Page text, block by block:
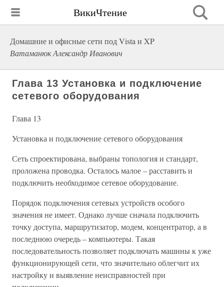
ВикиЧтение
Домашние и офисные сети под Vista и XP
Ватаманюк Александр Иванович
Глава 13 Установка и подключение
сетевого оборудования
Глава 13
Установка и подключение сетевого оборудования
Сеть спроектирована, выбраны топология и стандарт,
проложена проводка. Осталось малое – расставить и
подключить необходимое сетевое оборудование.
Порядок подключения сетевых устройств особого
значения не имеет. Однако лучше сначала подключить
точку доступа, маршрутизатор, модем, концентратор, а в
последнюю очередь – компьютеры. Такая
последовательность позволяет подключать машины к уже
функционирующей сети, что значительно облегчит их
настройку и выявление неисправностей при